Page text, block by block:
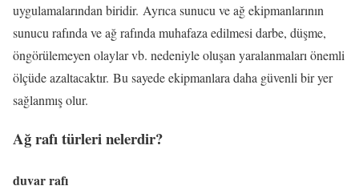
uygulamalarından biridir. Ayrıca sunucu ve ağ ekipmanlarının
sunucu rafında ve ağ rafında muhafaza edilmesi darbe, düşme,
öngörülemeyen olaylar vb. nedeniyle oluşan yaralanmaları önemli
ölçüde azaltacaktır. Bu sayede ekipmanlara daha güvenli bir yer
sağlanmış olur.
Ağ rafı türleri nelerdir?
duvar rafı